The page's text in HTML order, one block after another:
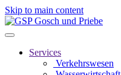
Skip to main content
Services
Verkehrswesen